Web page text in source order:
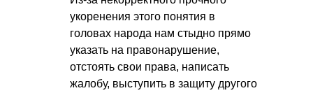
укоренения этого понятия в
головах народа нам стыдно прямо
указать на правонарушение,
отстоять свои права, написать
жалобу, выступить в защиту другого